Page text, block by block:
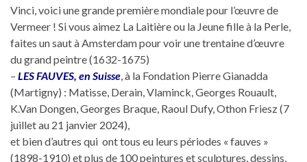
Vinci, voici une grande première mondiale pour l’œuvre de
Vermeer ! Si vous aimez La Laitière ou la Jeune fille à la Perle,
faites un saut à Amsterdam pour voir une trentaine d’œuvre
du grand peintre (1632-1675)
– LES FAUVES, en Suisse, à la Fondation Pierre Gianadda
(Martigny) : Matisse, Derain, Vlaminck, Georges Rouault,
K.Van Dongen, Georges Braque, Raoul Dufy, Othon Friesz (7
juillet au 21 janvier 2024),
et bien d’autres qui ont tous eu leurs périodes « fauves »
(1898-1910) et plus de 100 peintures et sculptures, dessins,